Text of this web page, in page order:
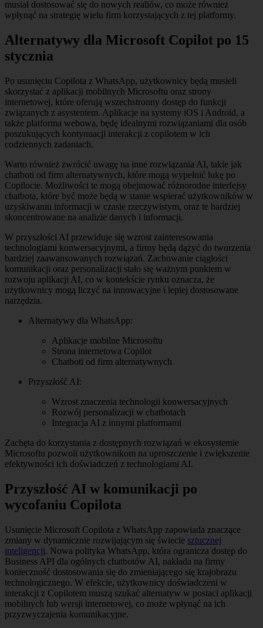
musiał dostosować się do nowych realiów, co może również
wpłynąć na strategię wielu firm korzystających z tej platformy.
Alternatywy dla Microsoft Copilot po 15
stycznia
Po usunięciu Copilota z WhatsApp, użytkownicy będą musieli
skorzystać z aplikacji mobilnych Microsoftu oraz strony
internetowej, które oferują wszechstronny dostęp do funkcji
związanych z asystentem. Aplikacje na systemy iOS i Android, a
także platforma webowa, będę idealnymi rozwiązaniami dla osób
poszukujących kontynuacji interakcji z copilotem w ich
codziennych zadaniach.
Warto również zwrócić uwagę na inne rozwiązania AI, takie jak
chatboti od firm alternatywnych, które mogą wypełnić lukę po
Copilocie. Możliwości te mogą obejmować różnorodne interfejsy
chatbota, które być może będą w stanie wspierać użytkowników w
uzyskiwaniu informacji w czasie rzeczywistym, oraz te bardziej
skoncentrowane na analizie danych i informacji.
W przyszłości AI przewiduje się wzrost zainteresowania
technologiami konwersacyjnymi, a firmy będą dążyć do tworzenia
bardziej zaawansowanych rozwiązań. Zachowanie ciągłości
komunikacji oraz personalizacji stało się ważnym punktem w
rozwoju aplikacji AI, co w kontekście rynku oznacza, że
użytkownicy mogą liczyć na innowacyjne i lepiej dostosowane
narzędzia.
Alternatywy dla WhatsApp:
Aplikacje mobilne Microsoftu
Strona internetowa Copilot
Chatboti od firm alternatywnych
Przyszłość AI:
Wzrost znaczenia technologii konwersacyjnych
Rozwój personalizacji w chatbotach
Integracja AI z innymi platformami
Zachęta do korzystania z dostępnych rozwiązań w ekosystemie
Microsoftu pozwoli użytkownikom na uproszczenie i zwiększenie
efektywności ich doświadczeń z technologiami AI.
Przyszłość AI w komunikacji po
wycofaniu Copilota
Usunięcie Microsoft Copilota z WhatsApp zapowiada znaczące
zmiany w dynamicznie rozwijającym się świecie sztucznej
inteligencji. Nowa polityka WhatsApp, która ogranicza dostęp do
Business API dla ogólnych chatbotów AI, nakłada na firmy
konieczność dostosowania się do zmieniającego się krajobrazu
technologicznego. W efekcie, użytkownicy doświadczeni w
interakcji z Copilotem muszą szukać alternatyw w postaci aplikacji
mobilnych lub wersji internetowej, co może wpłynąć na ich
przyzwyczajenia komunikacyjne.